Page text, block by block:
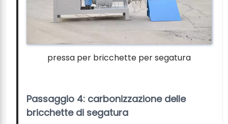
pressa per bricchette per segatura
Passaggio 4: carbonizzazione delle
bricchette di segatura